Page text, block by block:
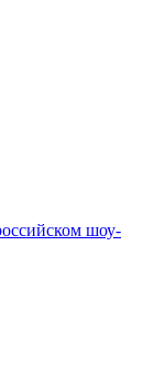
шоу-